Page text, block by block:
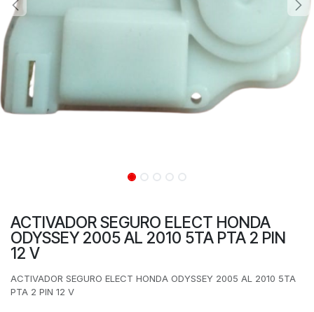
ACTIVADOR SEGURO ELECT HONDA
ODYSSEY 2005 AL 2010 5TA PTA 2 PIN
12 V
ACTIVADOR SEGURO ELECT HONDA ODYSSEY 2005 AL 2010 5TA
PTA 2 PIN 12 V